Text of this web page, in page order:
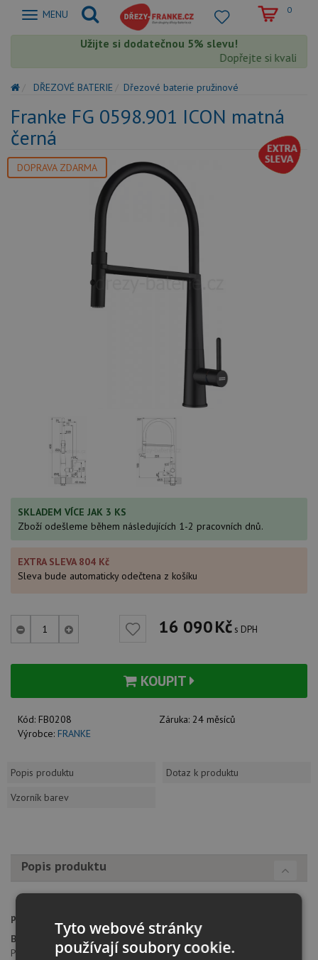
Zobrazit
MENU 0
Užijte si dodatečnou 5% slevu!
Dopřejte si kvalitu
DŘEZOVÉ BATERIE Dřezové baterie pružinové
Franke FG 0598.901 ICON matná
černá
DOPRAVA ZDARMA
SKLADEM VÍCE JAK 3 KS
Zboží odešleme během následujících 1-2 pracovních dnů.
EXTRA SLEVA 804 Kč
Sleva bude automaticky odečtena z košíku
16 090Kč s DPH
KOUPIT
Kód: FB0208 Záruka: 24 měsíců
Výrobce: FRANKE
Popis produktu
Dotaz k produktu
Vzorník barev
Popis produktu
provedení:
Baterie:
Páková směšovací
Tyto webové stránky
používají soubory cookie.